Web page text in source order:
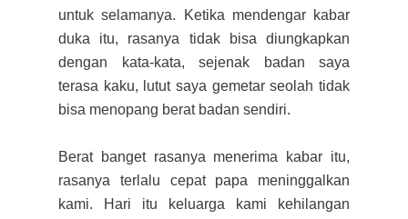
untuk selamanya. Ketika mendengar kabar
duka itu, rasanya tidak bisa diungkapkan
dengan kata-kata, sejenak badan saya
terasa kaku, lutut saya gemetar seolah tidak
bisa menopang berat badan sendiri.
Berat banget rasanya menerima kabar itu,
rasanya terlalu cepat papa meninggalkan
kami. Hari itu keluarga kami kehilangan